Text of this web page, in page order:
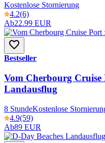
Kostenlose Stornierung
4.2(6)
Ab22.99 EUR
Bestseller
Vom Cherbourg Cruise
Landausflug
8 StundeKostenlose
4.9(59)
Ab89 EUR